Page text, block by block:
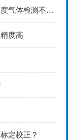
如何正确解决溴甲烷检测仪对低浓度气体检测不出来的问题？
度高
定校正？